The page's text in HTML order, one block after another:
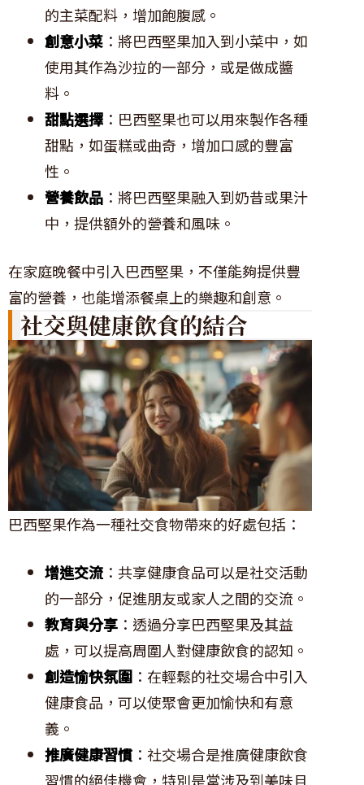
的主菜配料，增加飽腹感。
創意小菜 ：將巴西堅果加入到小菜中，如
使用其作為沙拉的一部分，或是做成醬
料。
甜點選擇 ：巴西堅果也可以用來製作各種
甜點，如蛋糕或曲奇，增加口感的豐富
性。
營養飲品 ：將巴西堅果融入到奶昔或果汁
中，提供額外的營養和風味。
在家庭晚餐中引入巴西堅果，不僅能夠提供豐
富的營養，也能增添餐桌上的樂趣和創意。
社交與健康飲食的結合
巴西堅果作為一種社交食物帶來的好處包括：
增進交流 ：共享健康食品可以是社交活動
的一部分，促進朋友或家人之間的交流。
教育與分享 ：透過分享巴西堅果及其益
處，可以提高周圍人對健康飲食的認知。
創造愉快氛圍 ：在輕鬆的社交場合中引入
健康食品，可以使聚會更加愉快和有意
義。
推廣健康習慣 ：社交場合是推廣健康飲食
習慣的絕佳機會，特別是當涉及到美味且